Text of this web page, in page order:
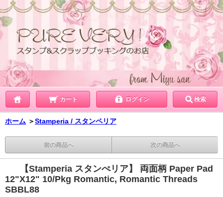
カート ログイン 検索
ホーム ＞Stamperia / スタンペリア
前の商品へ 次の商品へ
【Stamperia スタンぺリア】 両面柄 Paper Pad
12"X12" 10/Pkg Romantic, Romantic Threads
SBBL88